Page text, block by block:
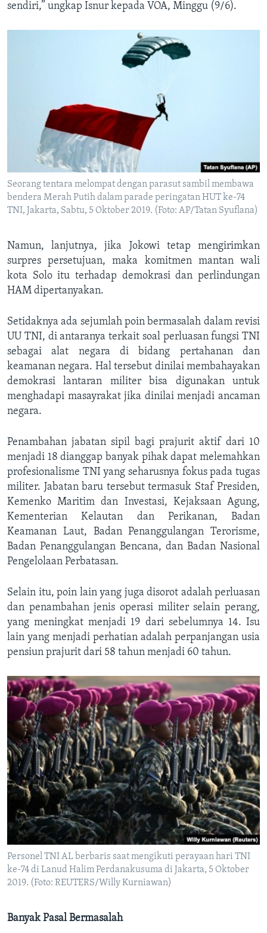
sendiri,” ungkap Isnur kepada VOA, Minggu (9/6).
Seorang tentara melompat dengan parasut sambil membawa
bendera Merah Putih dalam parade peringatan HUT ke-74
TNI, Jakarta, Sabtu, 5 Oktober 2019. (Foto: AP/Tatan Syuflana)
Namun, lanjutnya, jika Jokowi tetap mengirimkan
surpres persetujuan, maka komitmen mantan wali
kota Solo itu terhadap demokrasi dan perlindungan
HAM dipertanyakan.
Setidaknya ada sejumlah poin bermasalah dalam revisi
UU TNI, di antaranya terkait soal perluasan fungsi TNI
sebagai alat negara di bidang pertahanan dan
keamanan negara. Hal tersebut dinilai membahayakan
demokrasi lantaran militer bisa digunakan untuk
menghadapi masayrakat jika dinilai menjadi ancaman
negara.
Penambahan jabatan sipil bagi prajurit aktif dari 10
menjadi 18 dianggap banyak pihak dapat melemahkan
profesionalisme TNI yang seharusnya fokus pada tugas
militer. Jabatan baru tersebut termasuk Staf Presiden,
Kemenko Maritim dan Investasi, Kejaksaan Agung,
Kementerian Kelautan dan Perikanan, Badan
Keamanan Laut, Badan Penanggulangan Terorisme,
Badan Penanggulangan Bencana, dan Badan Nasional
Pengelolaan Perbatasan.
Selain itu, poin lain yang juga disorot adalah perluasan
dan penambahan jenis operasi militer selain perang,
yang meningkat menjadi 19 dari sebelumnya 14. Isu
lain yang menjadi perhatian adalah perpanjangan usia
pensiun prajurit dari 58 tahun menjadi 60 tahun.
Personel TNI AL berbaris saat mengikuti perayaan hari TNI
ke-74 di Lanud Halim Perdanakusuma di Jakarta, 5 Oktober
2019. (Foto: REUTERS/Willy Kurniawan)
Banyak Pasal Bermasalah